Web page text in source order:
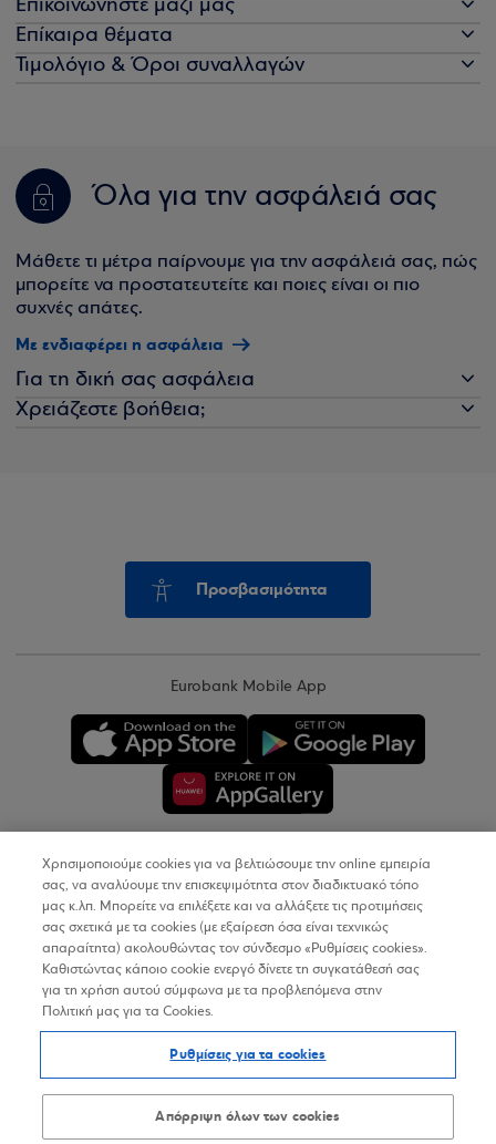
Επικοινωνήστε μαζί μας
Επίκαιρα θέματα
Τιμολόγιο & Όροι συναλλαγών
Όλα για την ασφάλειά σας
Μάθετε τι μέτρα παίρνουμε για την ασφάλειά σας, πώς
μπορείτε να προστατευτείτε και ποιες είναι οι πιο
συχνές απάτες.
Με ενδιαφέρει η ασφάλεια
Για τη δική σας ασφάλεια
Χρειάζεστε βοήθεια;
Προσβασιμότητα
Eurobank Mobile App
Copyright © 2026
Όροι Χρήσης
Προσωπικά Δεδομένα στον Διαδικτυακό Τόπο
Δήλωση Προσβασιμότητας
Sitemap
Χρησιμοποιούμε cookies για να βελτιώσουμε την online εμπειρία
σας, να αναλύουμε την επισκεψιμότητα στον διαδικτυακό τόπο
μας κ.λπ. Μπορείτε να επιλέξετε και να αλλάξετε τις προτιμήσεις
σας σχετικά με τα cookies (με εξαίρεση όσα είναι τεχνικώς
απαραίτητα) ακολουθώντας τον σύνδεσμο «Ρυθμίσεις cookies».
Καθιστώντας κάποιο cookie ενεργό δίνετε τη συγκατάθεσή σας
για τη χρήση αυτού σύμφωνα με τα προβλεπόμενα στην
Πολιτική μας για τα Cookies.
Ρυθμίσεις για τα cookies
Απόρριψη όλων των cookies